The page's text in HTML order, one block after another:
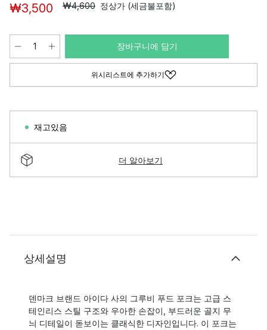
₩3,500 ₩4,600 정상가 (세금불포함)
장바구니에 담기
위시리스트에 추가하기
재고있음
더 알아보기
상세설명
덴마크 브랜드 아이다 사의 그루비 푸드 포크는 고급 스
테인리스 스틸 구조와 우아한 손잡이, 부드러운 골지 무
늬 디테일이 돋보이는 클래식한 디자인입니다. 이 포크는